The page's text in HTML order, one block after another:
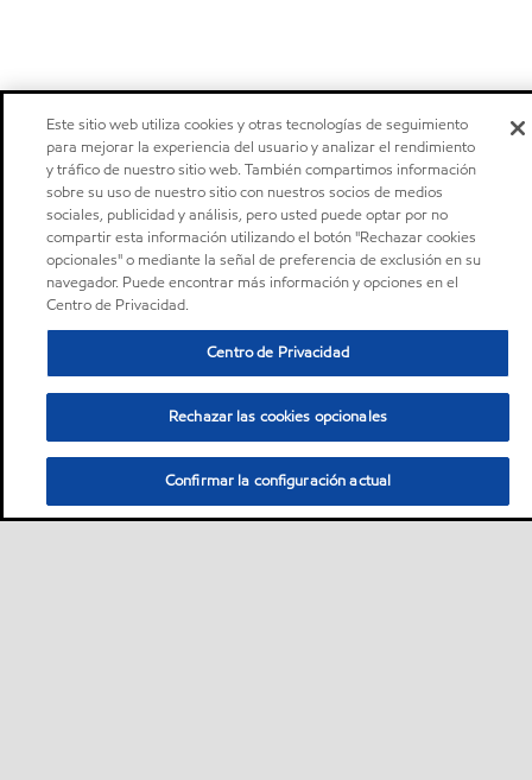
Este sitio web utiliza cookies y otras tecnologías de seguimiento
para mejorar la experiencia del usuario y analizar el rendimiento
y tráfico de nuestro sitio web. También compartimos información
sobre su uso de nuestro sitio con nuestros socios de medios
sociales, publicidad y análisis, pero usted puede optar por no
compartir esta información utilizando el botón "Rechazar cookies
opcionales" o mediante la señal de preferencia de exclusión en su
navegador. Puede encontrar más información y opciones en el
Centro de Privacidad.
Centro de Privacidad
Rechazar las cookies opcionales
Confirmar la configuración actual